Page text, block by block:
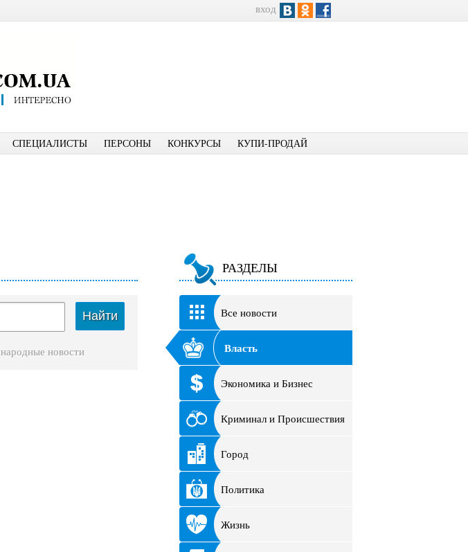
вход
СПЕЦИАЛИСТЫ ПЕРСОНЫ КОНКУРСЫ КУПИ-ПРОДАЙ
Найти
народные новости
РАЗДЕЛЫ
Все новости
Власть
Экономика и Бизнес
Криминал и Происшествия
Город
Политика
Жизнь